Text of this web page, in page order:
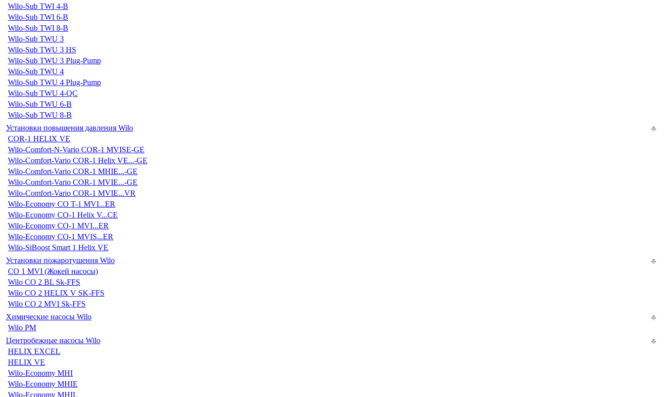
Wilo-Sub TWI 4-B
Wilo-Sub TWI 6-B
Wilo-Sub TWI 8-B
Wilo-Sub TWU 3
Wilo-Sub TWU 3 HS
Wilo-Sub TWU 3 Plug-Pump
Wilo-Sub TWU 4
Wilo-Sub TWU 4 Plug-Pump
Wilo-Sub TWU 4-QC
Wilo-Sub TWU 6-B
Wilo-Sub TWU 8-B
Установки повышения давления Wilo
COR-1 HELIX VE
Wilo-Comfort-N-Vario COR-1 MVISE-GE
Wilo-Comfort-Vario COR-1 Helix VE...-GE
Wilo-Comfort-Vario COR-1 MHIE...-GE
Wilo-Comfort-Vario COR-1 MVIE...-GE
Wilo-Comfort-Vario COR-1 MVIE...VR
Wilo-Economy CO T-1 MVI...ER
Wilo-Economy CO-1 Helix V...CE
Wilo-Economy CO-1 MVI...ER
Wilo-Economy CO-1 MVIS...ER
Wilo-SiBoost Smart 1 Helix VE
Установки пожаротушения Wilo
CO 1 MVI (Жокей насосы)
Wilo CO 2 BL Sk-FFS
Wilo CO 2 HELIX V SK-FFS
Wilo CO 2 MVI Sk-FFS
Химические насосы Wilo
Wilo PM
Центробежные насосы Wilo
HELIX EXCEL
HELIX VE
Wilo-Economy MHI
Wilo-Economy MHIE
Wilo-Economy MHIL